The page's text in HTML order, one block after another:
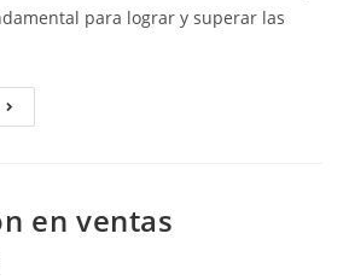
para lograr y superar las
en ventas